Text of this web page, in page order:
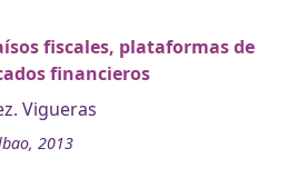
fiscales, plataformas de
financieros
Vigueras
2013